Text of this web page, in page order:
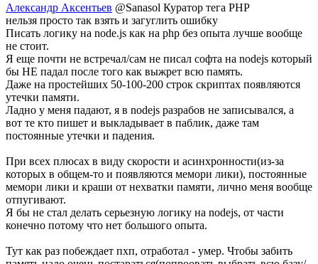
Александр Аксентьев @Sanasol Куратор тега PHP
нельзя просто так взять и загуглить ошибку
Писать логику на node.js как на php без опыта лучше вообще
не стоит.
Я еще почти не встречал/сам не писал софта на nodejs который
бы НЕ падал после того как выжрет всю память.
Даже на простейших 50-100-200 строк скриптах появляются
утечки памяти.
Ладно у меня падают, я в nodejs разрабов не записывался, а
вот те кто пишет и выкладывает в паблик, даже там
постоянные утечки и падения.
При всех плюсах в виду скорости и асинхронности(из-за
которых в общем-то и появляются мемори лики), постоянные
мемори лики и краши от нехватки памяти, лично меня вообще
отпугивают.
Я бы не стал делать серьезную логику на nodejs, от части
конечно потому что нет большого опыта.
Тут как раз побеждает пхп, отработал - умер. Чтобы забить